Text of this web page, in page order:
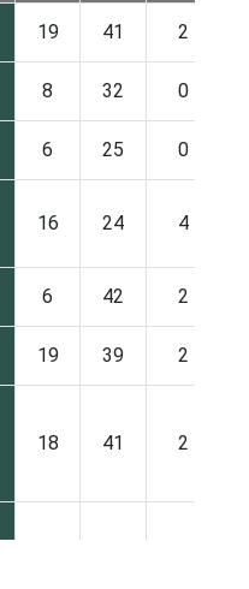
19 41 2
8 32 0
6 25 0
16 24 4
6 42 2
19 39 2
18 41 2